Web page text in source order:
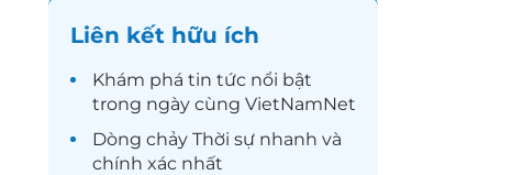
Liên kết hữu ích
Khám phá tin tức nổi bật
trong ngày cùng VietNamNet
Dòng chảy Thời sự nhanh và
chính xác nhất